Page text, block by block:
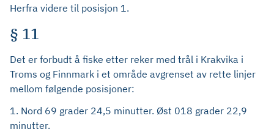
Herfra videre til posisjon 1.
§ 11
Det er forbudt å fiske etter reker med trål i Krakvika i
Troms og Finnmark i et område avgrenset av rette linjer
mellom følgende posisjoner:
1. Nord 69 grader 24,5 minutter. Øst 018 grader 22,9
minutter.